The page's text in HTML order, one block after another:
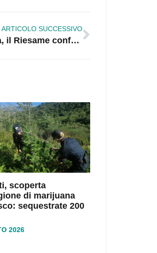
ARTICOLO SUCCESSIVO
Strage di Amendolara, il Riesame conferma il carcere per i due indagati
scoperta
di marijuana
sequestrate 200
2026